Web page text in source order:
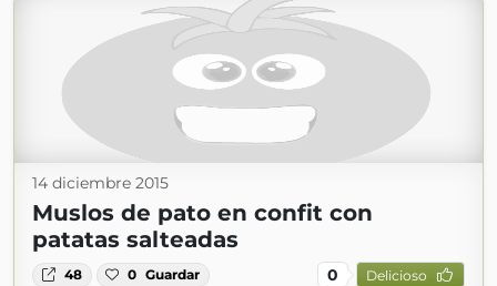
14 diciembre 2015
Muslos de pato en confit con
patatas salteadas
48 0 Guardar 0 Delicioso